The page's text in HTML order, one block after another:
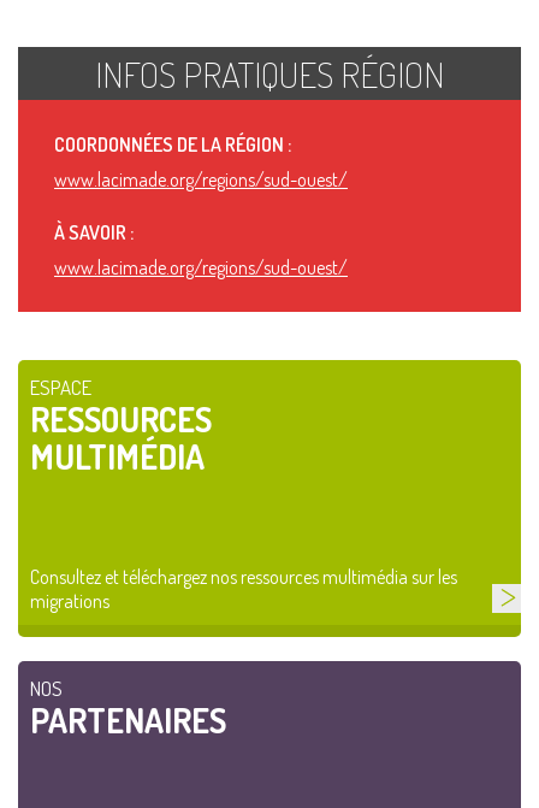
INFOS PRATIQUES RÉGION
COORDONNÉES DE LA RÉGION :
www.lacimade.org/regions/sud-ouest/
À SAVOIR :
www.lacimade.org/regions/sud-ouest/
ESPACE
RESSOURCES
MULTIMÉDIA
Consultez et téléchargez nos ressources multimédia sur les
migrations
NOS
PARTENAIRES